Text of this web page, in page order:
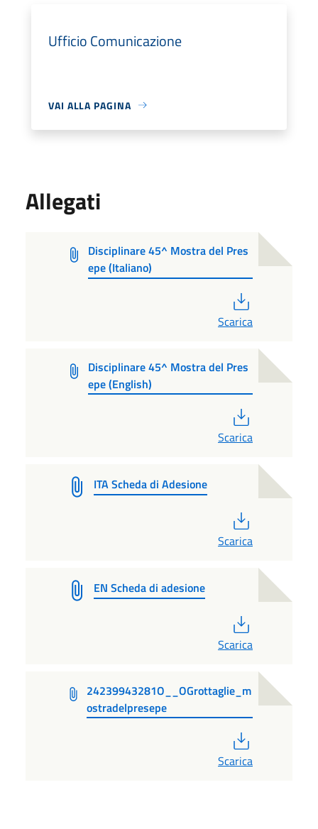
Ufficio Comunicazione
VAI ALLA PAGINA
Allegati
Disciplinare 45^ Mostra del Pres
epe (Italiano)
Scarica
Disciplinare 45^ Mostra del Pres
epe (English)
Scarica
ITA Scheda di Adesione
Scarica
EN Scheda di adesione
Scarica
24239943281O__OGrottaglie_m
ostradelpresepe
Scarica